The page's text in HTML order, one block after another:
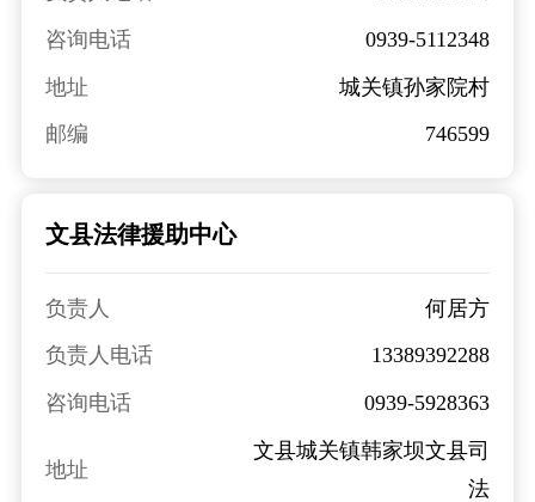
咨询电话
0939-5112348
地址
城关镇孙家院村
邮编
746599
文县法律援助中心
负责人
何居方
负责人电话
13389392288
咨询电话
0939-5928363
地址
文县城关镇韩家坝文县司
法